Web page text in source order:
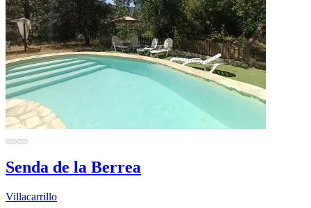
Senda de la Berrea
Villacarrillo